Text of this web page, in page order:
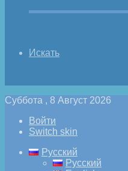
Искать
Суббота , 8 Август 2026
Войти
Switch skin
Русский
Русский